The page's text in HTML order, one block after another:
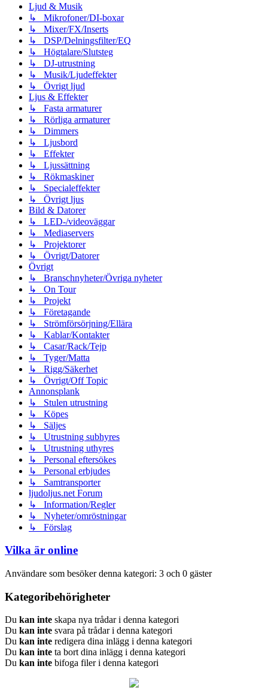
Ljud & Musik
↳ Mikrofoner/DI-boxar
↳ Mixer/FX/Inserts
↳ DSP/Delningsfilter/EQ
↳ Högtalare/Slutsteg
↳ DJ-utrustning
↳ Musik/Ljudeffekter
↳ Övrigt ljud
Ljus & Effekter
↳ Fasta armaturer
↳ Rörliga armaturer
↳ Dimmers
↳ Ljusbord
↳ Effekter
↳ Ljussättning
↳ Rökmaskiner
↳ Specialeffekter
↳ Övrigt ljus
Bild & Datorer
↳ LED-/videoväggar
↳ Mediaservers
↳ Projektorer
↳ Övrigt/Datorer
Övrigt
↳ Branschnyheter/Övriga nyheter
↳ On Tour
↳ Projekt
↳ Företagande
↳ Strömförsörjning/Ellära
↳ Kablar/Kontakter
↳ Casar/Rack/Tejp
↳ Tyger/Matta
↳ Rigg/Säkerhet
↳ Övrigt/Off Topic
Annonsplank
↳ Stulen utrustning
↳ Köpes
↳ Säljes
↳ Utrustning subhyres
↳ Utrustning uthyres
↳ Personal eftersökes
↳ Personal erbjudes
↳ Samtransporter
ljudoljus.net Forum
↳ Information/Regler
↳ Nyheter/omröstningar
↳ Förslag
Vilka är online
Användare som besöker denna kategori: 3 och 0 gäster
Kategoribehörigheter
Du kan inte skapa nya trådar i denna kategori
Du kan inte svara på trådar i denna kategori
Du kan inte redigera dina inlägg i denna kategori
Du kan inte ta bort dina inlägg i denna kategori
Du kan inte bifoga filer i denna kategori